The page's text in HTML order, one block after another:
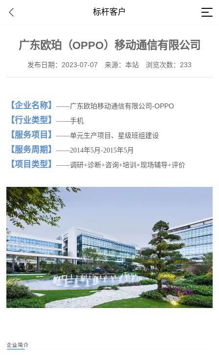
标杆客户
广东欧珀（OPPO）移动通信有限公司
发布日期：2023-07-07 来源：本站 浏览次数：233
【企业名称】——广东欧珀移动通信有限公司-OPPO
【行业类型】——手机
【服务项目】——单元生产项目、星级班组建设
【服务周期】——2014年5月-2015年5月
【项目类型】——调研+诊断+咨询+培训+现场辅导+评价